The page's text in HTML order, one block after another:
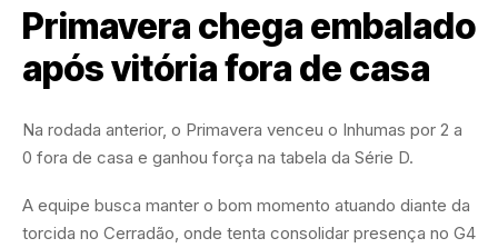
Primavera chega embalado
após vitória fora de casa
Na rodada anterior, o Primavera venceu o Inhumas por 2 a
0 fora de casa e ganhou força na tabela da Série D.
A equipe busca manter o bom momento atuando diante da
torcida no Cerradão, onde tenta consolidar presença no G4